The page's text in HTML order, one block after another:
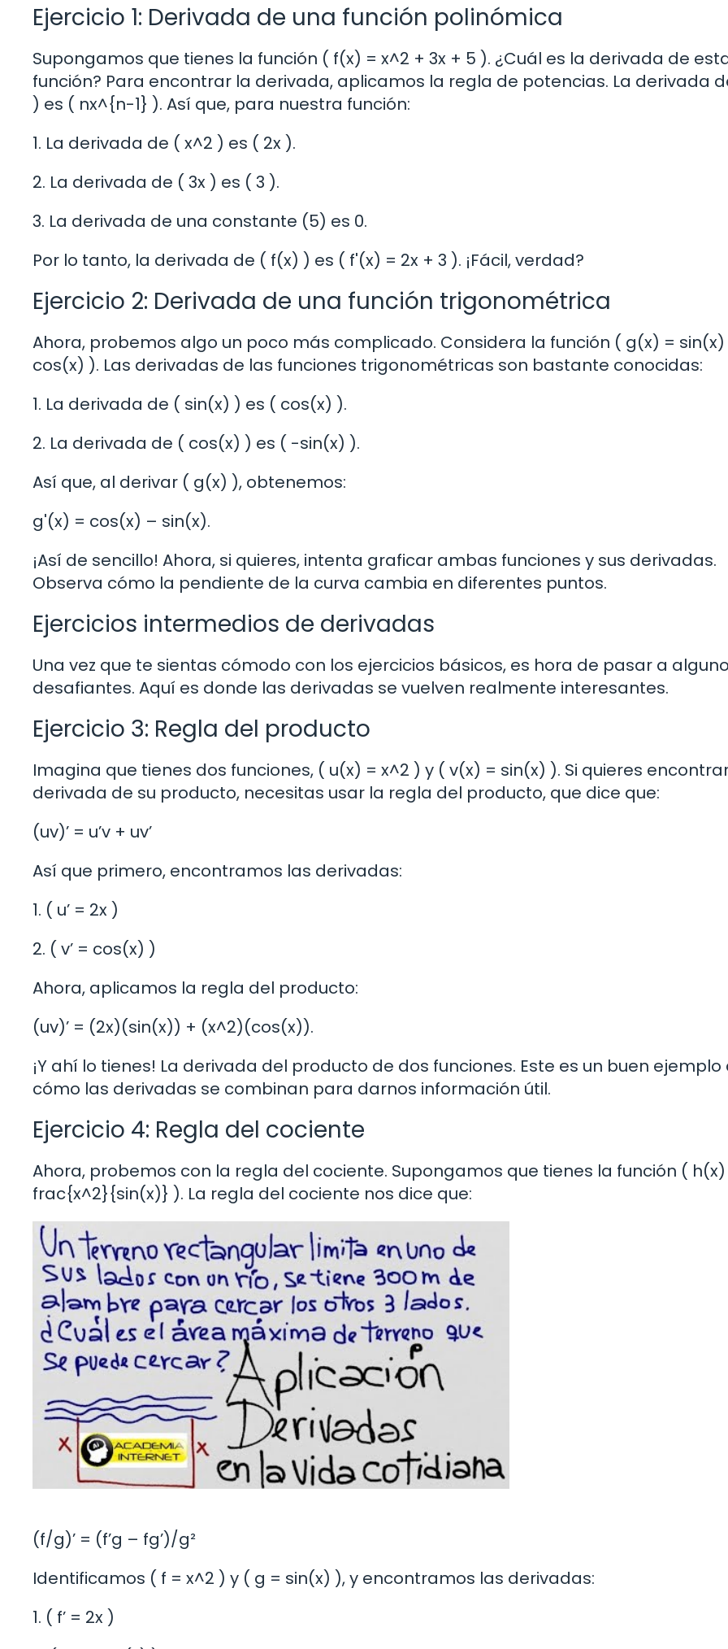
Ejercicio 1: Derivada de una función polinómica
Supongamos que tienes la función ( f(x) = x^2 + 3x + 5 ). ¿Cuál es la derivada de
función? Para encontrar la derivada, aplicamos la regla de potencias. La derivada
) es ( nx^{n-1} ). Así que, para nuestra función:
1. La derivada de ( x^2 ) es ( 2x ).
2. La derivada de ( 3x ) es ( 3 ).
3. La derivada de una constante (5) es 0.
Por lo tanto, la derivada de ( f(x) ) es ( f'(x) = 2x + 3 ). ¡Fácil, verdad?
Ejercicio 2: Derivada de una función trigonométrica
Ahora, probemos algo un poco más complicado. Considera la función ( g(x) =
cos(x) ). Las derivadas de las funciones trigonométricas son bastante conocidas:
1. La derivada de ( sin(x) ) es ( cos(x) ).
2. La derivada de ( cos(x) ) es ( -sin(x) ).
Así que, al derivar ( g(x) ), obtenemos:
g'(x) = cos(x) – sin(x).
¡Así de sencillo! Ahora, si quieres, intenta graficar ambas funciones y sus derivadas.
Observa cómo la pendiente de la curva cambia en diferentes puntos.
Ejercicios intermedios de derivadas
Una vez que te sientas cómodo con los ejercicios básicos, es hora de pasar a
desafiantes. Aquí es donde las derivadas se vuelven realmente interesantes.
Ejercicio 3: Regla del producto
Imagina que tienes dos funciones, ( u(x) = x^2 ) y ( v(x) = sin(x) ). Si quieres
derivada de su producto, necesitas usar la regla del producto, que dice que:
(uv)’ = u’v + uv’
Así que primero, encontramos las derivadas:
1. ( u’ = 2x )
2. ( v’ = cos(x) )
Ahora, aplicamos la regla del producto:
(uv)’ = (2x)(sin(x)) + (x^2)(cos(x)).
¡Y ahí lo tienes! La derivada del producto de dos funciones. Este es un buen ejemplo
cómo las derivadas se combinan para darnos información útil.
Ejercicio 4: Regla del cociente
Ahora, probemos con la regla del cociente. Supongamos que tienes la función (
frac{x^2}{sin(x)} ). La regla del cociente nos dice que:
(f/g)’ = (f’g – fg’)/g²
Identificamos ( f = x^2 ) y ( g = sin(x) ), y encontramos las derivadas:
1. ( f’ = 2x )